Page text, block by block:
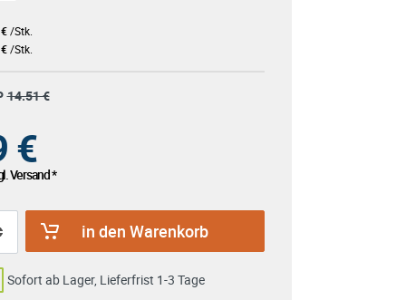
/Stk.
/Stk.
14.51 €
€
Versand *
in den Warenkorb
Sofort ab Lager, Lieferfrist 1-3 Tage